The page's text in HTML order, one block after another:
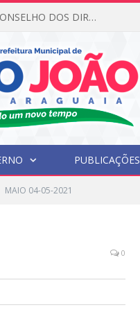
EDITAL DE CHAMADA PÚBLICA Nº 001/2026 CONSELHO DOS DIREITOS DA CRIANÇA E DO ADOLESCENTE
PUBLICAÇÕES
MAIO 04-05-2021
0